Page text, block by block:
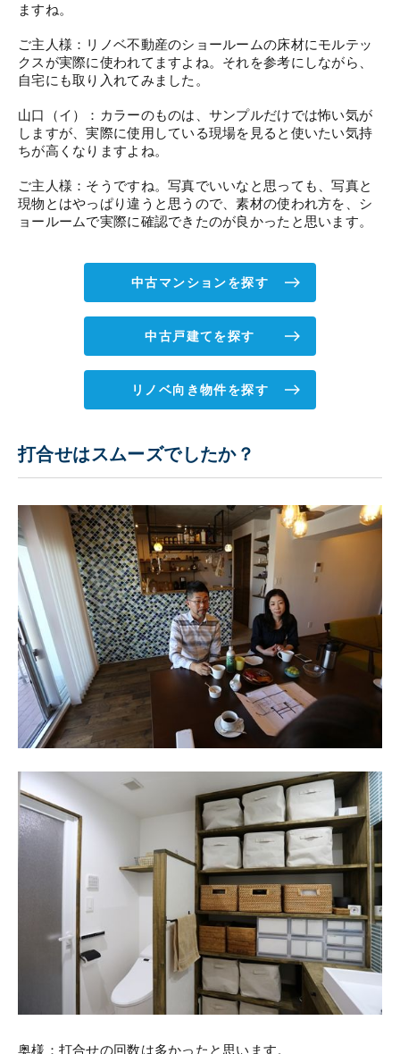
ますね。
ご主人様：リノベ不動産のショールームの床材にモルテッ
クスが実際に使われてますよね。それを参考にしながら、
自宅にも取り入れてみました。
山口（イ）：カラーのものは、サンプルだけでは怖い気が
しますが、実際に使用している現場を見ると使いたい気持
ちが高くなりますよね。
ご主人様：そうですね。写真でいいなと思っても、写真と
現物とはやっぱり違うと思うので、素材の使われ方を、シ
ョールームで実際に確認できたのが良かったと思います。
中古マンションを探す
中古戸建てを探す
リノベ向き物件を探す
打合せはスムーズでしたか？
奥様：打合せの回数は多かったと思います。